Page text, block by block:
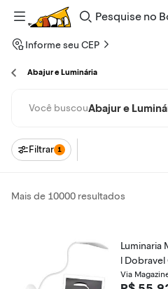
Pesquise
Bondfaro
Informe seu CEP
Abajur e Luminária
Você buscouAbajur e
Filtrar 1
Mais de 10000 resultados
Luminaria
l Dobravel
Via